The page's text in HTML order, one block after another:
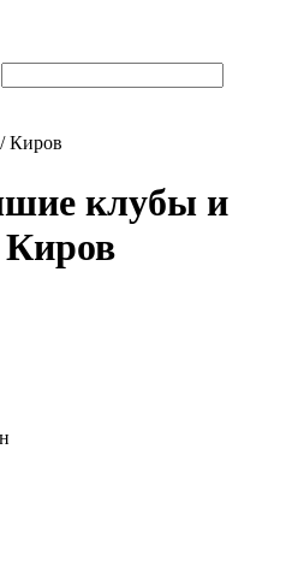
/Киров
клубы и
Киров